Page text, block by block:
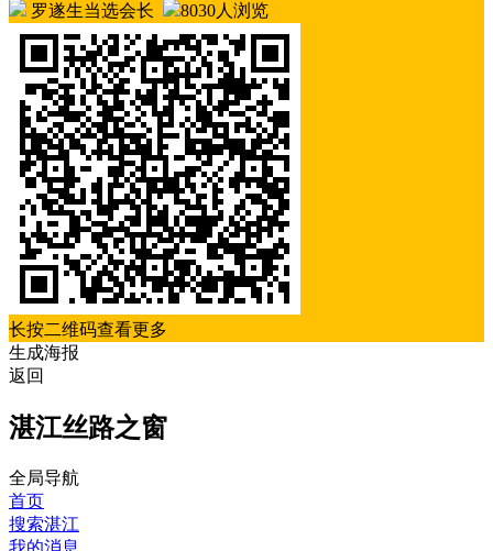
罗遂生当选会长
8030人浏览
长按二维码查看更多
生成海报
返回
湛江丝路之窗
全局导航
首页
搜索湛江
我的消息